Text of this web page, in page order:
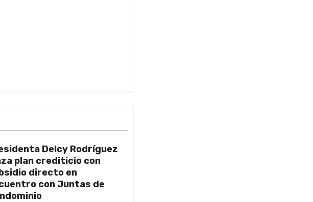
Delcy Rodríguez
plan crediticio con
directo en
con Juntas de